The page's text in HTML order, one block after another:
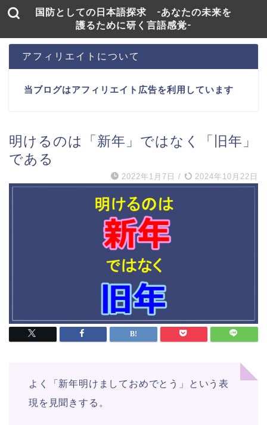
国防としての日本語探求 -あなたの未来を
護るために研く言語感覚-
アフィリエイトについて
当ブログはアフィリエイト広告を利用しています
明けるのは「新年」ではなく「旧年」
である
2022年1月7日 / 2024年10月22日
よく「新年明けましておめでとう」という表
現を見聞きする。